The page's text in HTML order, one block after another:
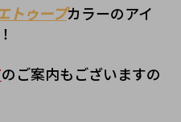
トゥープカラーのアイ
のご案内もございますの